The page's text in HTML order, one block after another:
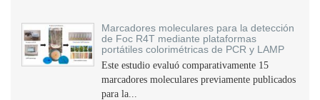
Marcadores moleculares para la detección
de Foc R4T mediante plataformas
portátiles colorimétricas de PCR y LAMP
Este estudio evaluó comparativamente 15
marcadores moleculares previamente publicados
para la...